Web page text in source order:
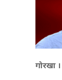
गोरखा ।